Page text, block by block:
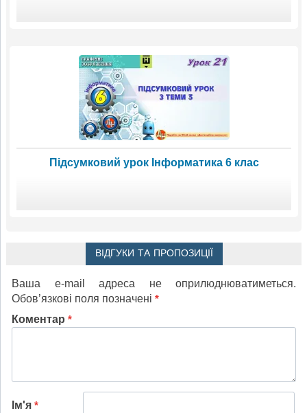
Підсумковий урок Інформатика 6 клас
ВІДГУКИ ТА ПРОПОЗИЦІЇ
Ваша e-mail адреса не оприлюднюватиметься.
Обов’язкові поля позначені *
Коментар *
Ім'я *